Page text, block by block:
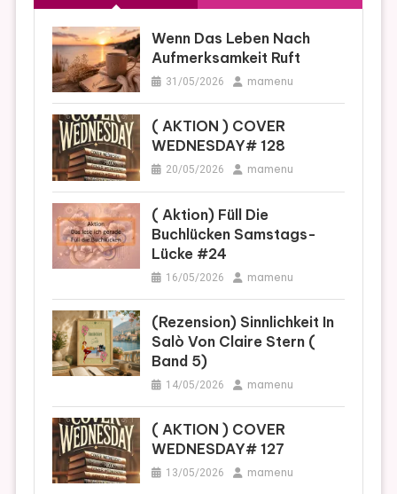
Wenn Das Leben Nach
Aufmerksamkeit Ruft
31/05/2026 mamenu
( AKTION ) COVER
WEDNESDAY# 128
20/05/2026 mamenu
( Aktion) Füll Die
Buchlücken Samstags-
Lücke #24
16/05/2026 mamenu
(Rezension) Sinnlichkeit In
Salò Von Claire Stern (
Band 5)
14/05/2026 mamenu
( AKTION ) COVER
WEDNESDAY# 127
13/05/2026 mamenu